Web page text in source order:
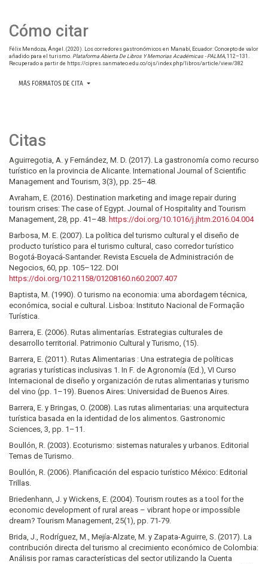
Cómo citar
Félix Mendoza, Ángel. (2020). Los corredores gastronómicos en Manabí, Ecuador: Concepto de valor
añadido para el turismo. Plataforma Abierta De Libros Y Memorias Académicas - PALMA, 112–131.
Recuperado a partir de https://cipres.sanmateo.edu.co/ojs/index.php/libros/article/view/382
MÁS FORMATOS DE CITA
Citas
Aguirregotia, A. y Fernández, M. D. (2017). La gastronomía como recurso
turístico en la provincia de Alicante. International Journal of Scientific
Management and Tourism, 3(3), pp. 25–48.
Avraham, E. (2016). Destination marketing and image repair during
tourism crises: The case of Egypt. Journal of Hospitality and Tourism
Management, 28, pp. 41–48. https://doi.org/10.1016/j.jhtm.2016.04.004
Barbosa, M. E. (2007). La política del turismo cultural y el diseño de
producto turístico para el turismo cultural, caso corredor turístico
Bogotá-Boyacá-Santander. Revista Escuela de Administración de
Negocios, 60, pp. 105–122. DOI
https://doi.org/10.21158/01208160.n60.2007.407
Baptista, M. (1990). O turismo na economia: uma abordagem técnica,
económica, social e cultural. Lisboa: Instituto Nacional de Formação
Turística.
Barrera, E. (2006). Rutas alimentarías. Estrategias culturales de
desarrollo territorial. Patrimonio Cultural y Turismo, (15).
Barrera, E. (2011). Rutas Alimentarias : Una estrategia de políticas
agrarias y turísticas inclusivas 1. In F. de Agronomía (Ed.), VI Curso
Internacional de diseño y organización de rutas alimentarias y turismo
del vino (pp. 1–19). Buenos Aires: Universidad de Buenos Aires.
Barrera, E. y Bringas, O. (2008). Las rutas alimentarias: una arquitectura
turística basada en la identidad de los alimentos. Gastronomic
Sciences, 3, pp. 1–11.
Boullón, R. (2003). Ecoturismo: sistemas naturales y urbanos. Editorial
Temas de Turismo.
Boullón, R. (2006). Planificación del espacio turístico México: Editorial
Trillas.
Briedenhann, J. y Wickens, E. (2004). Tourism routes as a tool for the
economic development of rural areas – vibrant hope or impossible
dream? Tourism Management, 25(1), pp. 71-79.
Brida, J., Rodríguez, M., Mejía-Alzate, M. y Zapata-Aguirre, S. (2017). La
contribución directa del turismo al crecimiento económico de Colombia:
Análisis por ramas características del sector utilizando la Cuenta